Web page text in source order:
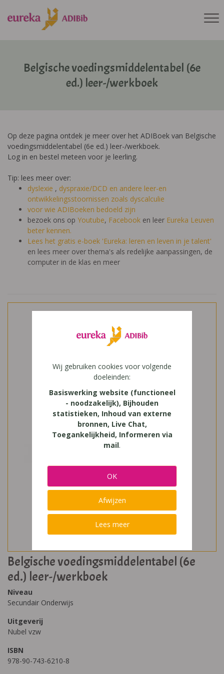
Belgische voedingsmiddelentabel (6e
ed.) leer-/werkboek
Op deze pagina ontdek je meer over het ADIBoek van Belgische
voedingsmiddelentabel (6e ed.) leer-/werkboek.
Log in en bestel meteen voor je leerling.
Tip: lees meer over:
dyslexie , dyspraxie/DCD en andere leer-en
ontwikkelingsstoornissen zoals dyscalculie
voor wie ADIBoeken bedoeld zijn
bezoek ons op Youtube, Facebook en leer Eureka Leuven
beter kennen.
Lees het gratis e-boek 'Eureka: leren en leven in je talent'
en lees meer over thema's als redelijke aanpassingen, de
computer in de klas en meer
Belgische voedingsmiddelentabel (6e
ed.) leer-/werkboek
Niveau
Secundair Onderwijs
Uitgeverij
Nubel vzw
ISBN
978-90-743-6210-8
Wij gebruiken cookies voor volgende
doeleinden:
Basiswerking website (functioneel
- noodzakelijk), Bijhouden
statistieken, Inhoud van externe
bronnen, Live Chat,
Toegankelijkheid, Informeren via
mail.
OK
Afwijzen
Lees meer